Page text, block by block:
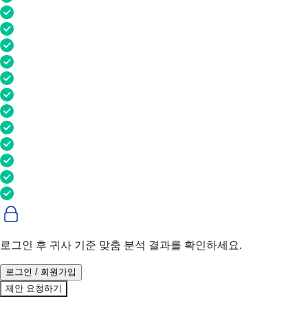
로그인 후 귀사 기준 맞춤 분석 결과를 확인하세요.
로그인 / 회원가입
제안 요청하기